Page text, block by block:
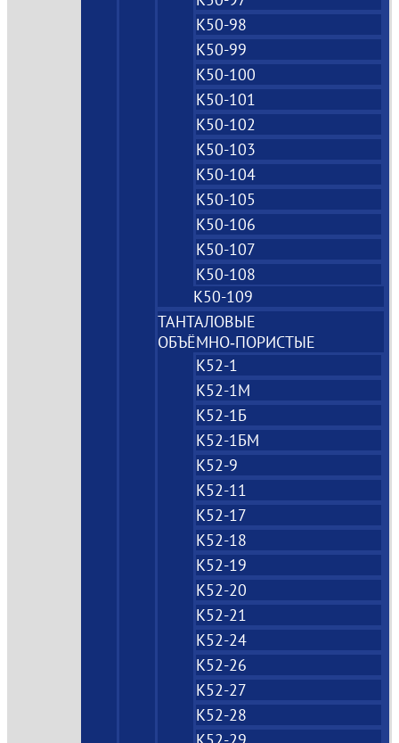
К50-98
К50-99
К50-100
К50-101
К50-102
К50-103
К50-104
К50-105
К50-106
К50-107
К50-108
К50-109
ТАНТАЛОВЫЕ
ОБЪЁМНО‑ПОРИСТЫЕ
К52-1
К52-1М
К52-1Б
К52-1БМ
К52-9
К52-11
К52-17
К52-18
К52-19
К52-20
К52-21
К52-24
К52-26
К52-27
К52-28